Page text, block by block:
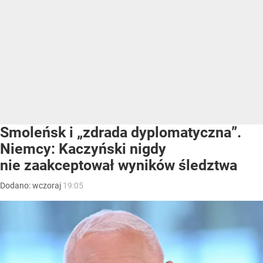
Smoleńsk i „zdrada dyplomatyczna”.
Niemcy: Kaczyński nigdy
nie zaakceptował wyników śledztwa
Dodano:wczoraj 19:05